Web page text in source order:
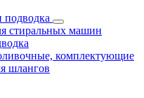
стиральных машин
комплектующие
шлангов